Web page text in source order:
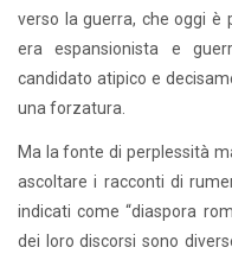
verso la guerra, che oggi è
era espansionista e
candidato atipico e
una forzatura.
Ma la fonte di perplessità
ascoltare i racconti di
indicati come “diaspora
dei loro discorsi sono